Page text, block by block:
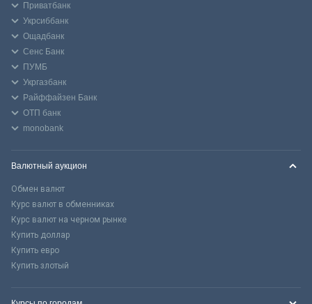
Приватбанк
Укрсиббанк
Ощадбанк
Сенс Банк
ПУМБ
Укргазбанк
Райффайзен Банк
ОТП банк
monobank
Валютный аукцион
Обмен валют
Курс валют в обменниках
Курс валют на черном рынке
Купить доллар
Купить евро
Купить злотый